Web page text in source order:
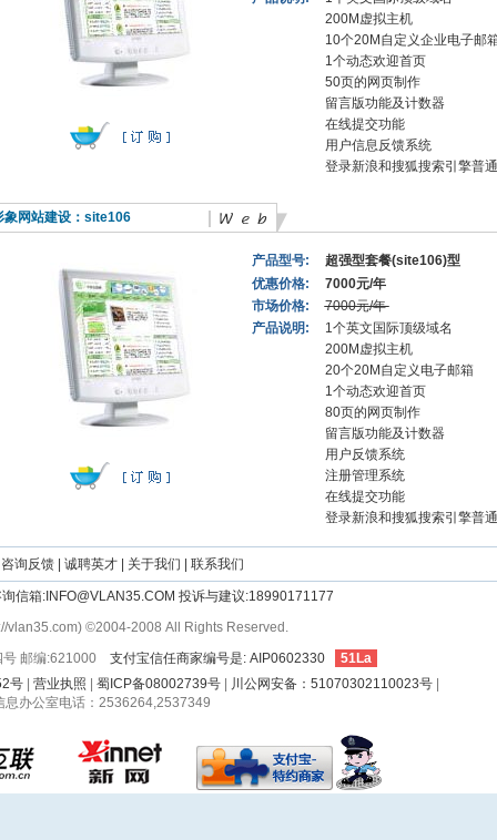
200M虚拟主机
10个20M自定义企业电子邮
1个动态欢迎首页
50页的网页制作
留言版功能及计数器
在线提交功能
用户信息反馈系统
登录新浪和搜狐搜索引擎普
网站建设： site106
产品型号:
超强型套餐(site106)型
优惠价格:
7000元/年
市场价格:
7000元/年
产品说明:
1个英文国际顶级域名
200M虚拟主机
20个20M自定义电子邮箱
1个动态欢迎首页
80页的网页制作
留言版功能及计数器
用户反馈系统
注册管理系统
在线提交功能
登录新浪和搜狐搜索引擎普
咨询反馈 诚聘英才 关于我们 联系我们
信箱:INFO@VLAN35.COM 投诉与建议:18990171177
vlan35.com) ©2004-2008 All Rights Reserved.
号 邮编:621000
支付宝信任商家编号是: AIP0602330
51La
号| 营业执照 蜀ICP备08002739号| 川公网安备：51070302110023号|
息办公室电话：2536264,2537349